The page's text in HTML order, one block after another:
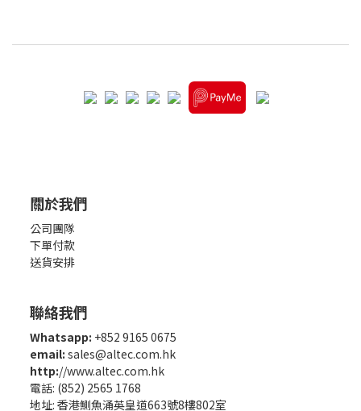
關於我們
公司團隊
下單付款
送貨安排
聯絡我們
Whatsapp: +852 9165 0675
email: sales@altec.com.hk
http://www.altec.com.hk
電話: (852) 2565 1768
地址: 香港鰂魚涌英皇道663號8樓802室